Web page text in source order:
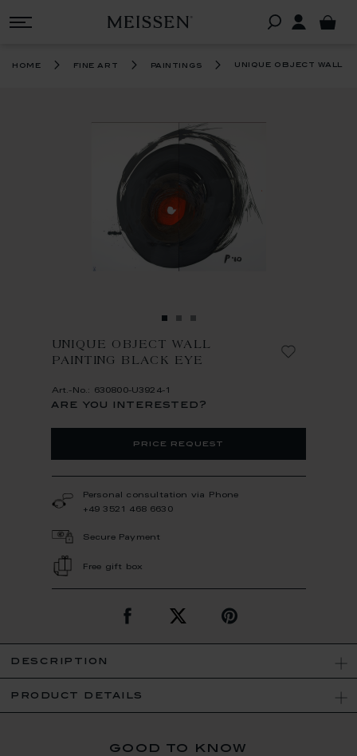
home fine art paintings unique object wall
UNIQUE OBJECT WALL
PAINTING BLACK EYE
Art.-No.: 630800-U3924-1
are you interested?
price request
Personal consultation via Phone
+49 3521 468 6630
Secure Payment
Free gift box
description
product details
good to know